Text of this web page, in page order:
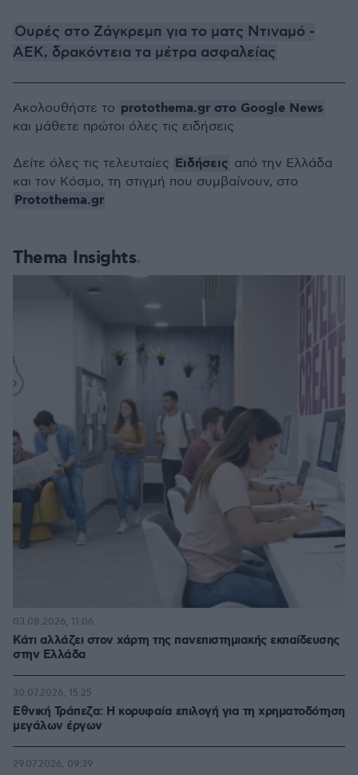
Ουρές στο Ζάγκρεμπ για το ματς Ντιναμό -
ΑΕΚ, δρακόντεια τα μέτρα ασφαλείας
Thema Insights
Κάτι αλλάζει στον χάρτη της πανεπιστημιακής εκπαίδευσης
στην Ελλάδα
03.08.2026, 11:06
Εθνική Τράπεζα: Η κορυφαία επιλογή για τη χρηματοδότηση
μεγάλων έργων
30.07.2026, 15:25
29.07.2026, 09:39
Ακολουθήστε το protothema.gr στο Google News
και μάθετε πρώτοι όλες τις ειδήσεις
Δείτε όλες τις τελευταίες Ειδήσεις από την Ελλάδα
και τον Κόσμο, τη στιγμή που συμβαίνουν, στο
Protothema.gr